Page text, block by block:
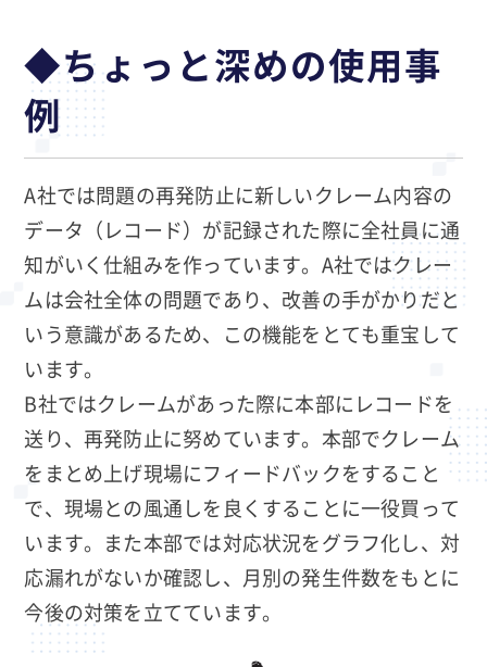
◆ちょっと深めの使用事
例
A社では問題の再発防止に新しいクレーム内容の
データ（レコード）が記録された際に全社員に通
知がいく仕組みを作っています。A社ではクレー
ムは会社全体の問題であり、改善の手がかりだと
いう意識があるため、この機能をとても重宝して
います。
B社ではクレームがあった際に本部にレコードを
送り、再発防止に努めています。本部でクレーム
をまとめ上げ現場にフィードバックをすること
で、現場との風通しを良くすることに一役買って
います。また本部では対応状況をグラフ化し、対
応漏れがないか確認し、月別の発生件数をもとに
今後の対策を立てています。